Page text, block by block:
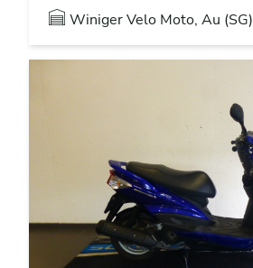
Winiger Velo Moto, Au (SG)